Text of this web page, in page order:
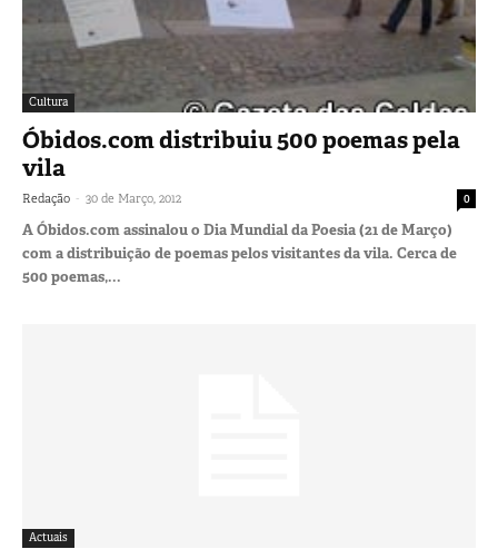
Cultura
Óbidos.com distribuiu 500 poemas pela
vila
Redação - 30 de Março, 2012 0
A Óbidos.com assinalou o Dia Mundial da Poesia (21 de Março)
com a distribuição de poemas pelos visitantes da vila. Cerca de
500 poemas,...
Actuais